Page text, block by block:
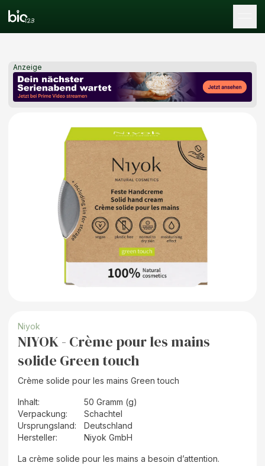
Anzeige
Niyok
NIYOK - Crème pour les mains
solide Green touch
Crème solide pour les mains Green touch
Inhalt:
50 Gramm (g)
Verpackung:
Schachtel
Ursprungsland:
Deutschland
Hersteller: Niyok GmbH
La crème solide pour les mains a besoin d’attention.